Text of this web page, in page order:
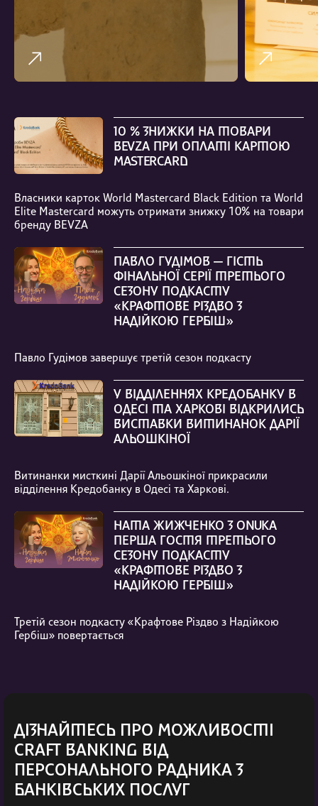
10 % ЗНИЖКИ НА ТОВАРИ
BEVZA ПРИ ОПЛАТІ КАРТОЮ
MASTERCARD
Власники карток World Mastercard Black Edition та World
Elite Mastercard можуть отримати знижку 10% на товари
бренду BEVZA
ПАВЛО ГУДІМОВ — ГІСТЬ
ФІНАЛЬНОЇ СЕРІЇ ТРЕТЬОГО
СЕЗОНУ ПОДКАСТУ
«КРАФТОВЕ РІЗДВО З
НАДІЙКОЮ ГЕРБІШ»
Павло Гудімов завершує третій сезон подкасту
У ВІДДІЛЕННЯХ КРЕДОБАНКУ В
ОДЕСІ ТА ХАРКОВІ ВІДКРИЛИСЬ
ВИСТАВКИ ВИТИНАНОК ДАРІЇ
АЛЬОШКІНОЇ
Витинанки мисткині Дарії Альошкіної прикрасили
відділення Кредобанку в Одесі та Харкові.
НАТА ЖИЖЧЕНКО З ONUKA
ПЕРША ГОСТЯ ТРЕТЬОГО
СЕЗОНУ ПОДКАСТУ
«КРАФТОВЕ РІЗДВО З
НАДІЙКОЮ ГЕРБІШ»
Третій сезон подкасту «Крафтове Різдво з Надійкою
Гербіш» повертається
ДІЗНАЙТЕСЬ ПРО МОЖЛИВОСТІ
CRAFT BANKING ВІД
ПЕРСОНАЛЬНОГО РАДНИКА З
БАНКІВСЬКИХ ПОСЛУГ